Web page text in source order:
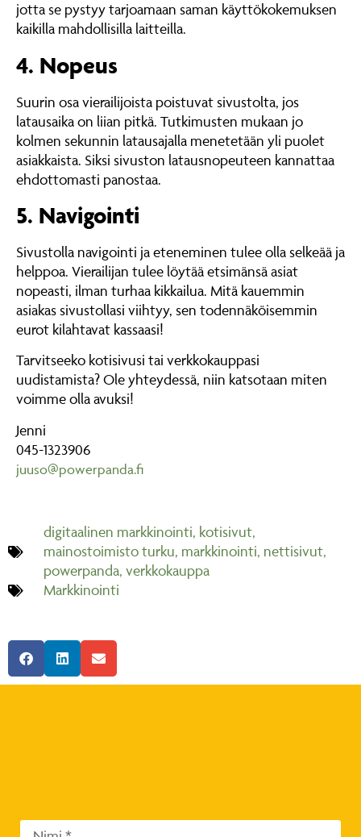
jotta se pystyy tarjoamaan saman käyttökokemuksen
kaikilla mahdollisilla laitteilla.
4. Nopeus
Suurin osa vierailijoista poistuvat sivustolta, jos
latausaika on liian pitkä. Tutkimusten mukaan jo
kolmen sekunnin latausajalla menetetään yli puolet
asiakkaista. Siksi sivuston latausnopeuteen kannattaa
ehdottomasti panostaa.
5. Navigointi
Sivustolla navigointi ja eteneminen tulee olla selkeää ja
helppoa. Vierailijan tulee löytää etsimänsä asiat
nopeasti, ilman turhaa kikkailua. Mitä kauemmin
asiakas sivustollasi viihtyy, sen todennäköisemmin
eurot kilahtavat kassaasi!
Tarvitseeko kotisivusi tai verkkokauppasi
uudistamista? Ole yhteydessä, niin katsotaan miten
voimme olla avuksi!
Jenni
045-1323906
juuso@powerpanda.fi
digitaalinen markkinointi, kotisivut,
mainostoimisto turku, markkinointi, nettisivut,
powerpanda, verkkokauppa
Markkinointi